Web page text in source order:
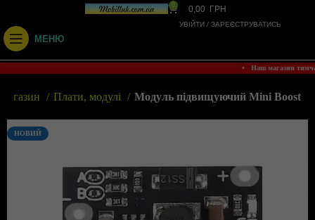
0 0,00 ГРН
УВІЙТИ / ЗАРЕЄСТРУВАТИСЬ
МЕНЮ
• Наш магазин
Плати, модулі Модуль підвищуючий Mini Boost
НОВИЙ